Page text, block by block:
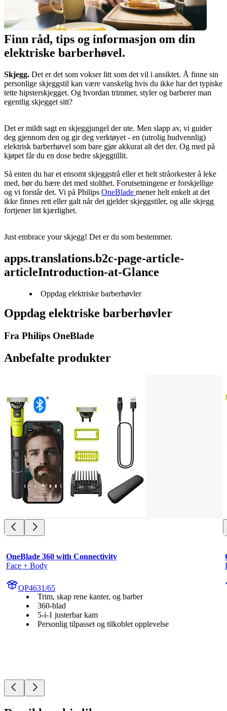
Finn råd, tips og informasjon om din
elektriske barberhøvel.
Skjegg. Det er det som vokser litt som det vil i ansiktet. Å finne sin
personlige skjeggstil kan være vanskelig hvis du ikke har det typiske
tette hipsterskjegget. Og hvordan trimmer, styler og barberer man
egentlig skjegget sitt?
Det er mildt sagt en skjeggjungel der ute. Men slapp av, vi guider
deg gjennom den og gir deg verktøyet - en (utrolig hudvennlig)
elektrisk barberhøvel som bare gjør akkurat alt det der. Og med på
kjøpet får du en dose bedre skjeggtillit.
Så enten du har et ensomt skjeggstrå eller et helt stråorkester å leke
med, bør du bære det med stolthet. Forutsetningene er forskjellige
og vi forstår det. Vi på Philips OneBlade mener helt enkelt at det
ikke finnes rett eller galt når det gjelder skjeggstiler, og alle skjegg
fortjener litt kjærlighet.
Just embrace your skjegg! Det er du som bestemmer.
apps.translations.b2c-page-article-
articleIntroduction-at-Glance
Oppdag elektriske barberhøvler
Oppdag elektriske barberhøvler
Fra Philips OneBlade
Anbefalte produkter
OneBlade 360 with Connectivity
Face + Body
QP4631/65
Trim, skap rene kanter, og barber
360-blad
5-i-1 justerbar kam
Personlig tilpasset og tilkoblet opplevelse